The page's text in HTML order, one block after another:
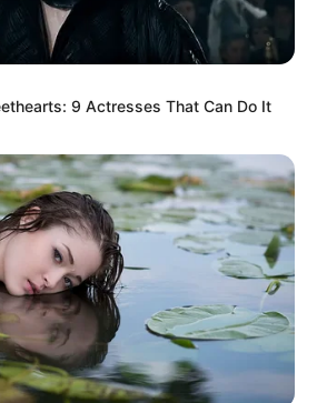
9 Actresses That Can Do It